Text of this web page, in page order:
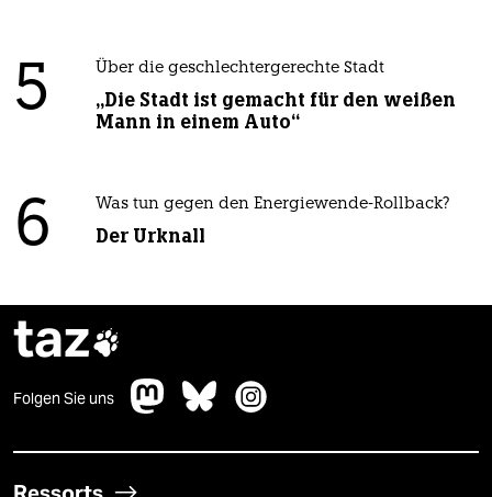
5 Über die geschlechtergerechte Stadt
„Die Stadt ist gemacht für den weißen
Mann in einem Auto“
6 Was tun gegen den Energiewende-Rollback?
Der Urknall
taz
Folgen Sie uns